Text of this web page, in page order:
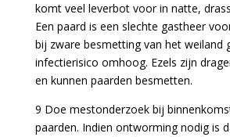
komt veel leverbot voor in natte,
Een paard is een slechte gastheer
bij zware besmetting van het weiland
infectierisico omhoog. Ezels zijn
en kunnen paarden besmetten.
9 Doe mestonderzoek bij
paarden. Indien ontworming nodig is